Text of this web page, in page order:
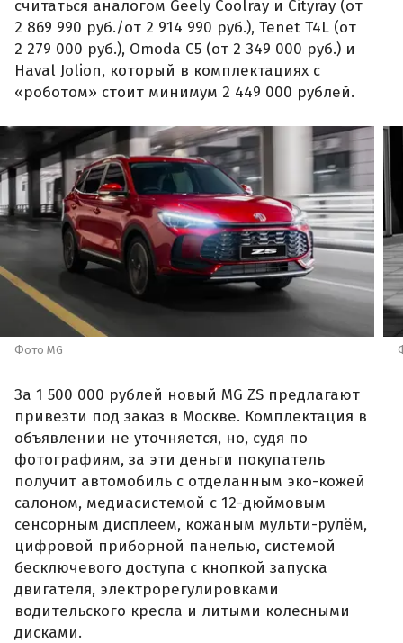
считаться аналогом Geely Coolray и Cityray (от
2 869 990 руб./от 2 914 990 руб.), Tenet T4L (от
2 279 000 руб.), Omoda C5 (от 2 349 000 руб.) и
Haval Jolion, который в комплектациях с
«роботом» стоит минимум 2 449 000 рублей.
Фото MG
За 1 500 000 рублей новый MG ZS предлагают
привезти под заказ в Москве. Комплектация в
объявлении не уточняется, но, судя по
фотографиям, за эти деньги покупатель
получит автомобиль с отделанным эко-кожей
салоном, медиасистемой с 12-дюймовым
сенсорным дисплеем, кожаным мульти-рулём,
цифровой приборной панелью, системой
бесключевого доступа с кнопкой запуска
двигателя, электрорегулировками
водительского кресла и литыми колесными
дисками.